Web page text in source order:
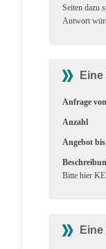
Seiten dazu
Antwort
Anfrage
Anzahl
Angebot bis
Bitte hier